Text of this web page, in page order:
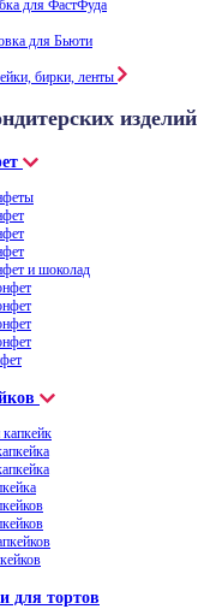
для ФастФуда
для Бьюти
бирки, ленты
изделий
и шоколад
для тортов